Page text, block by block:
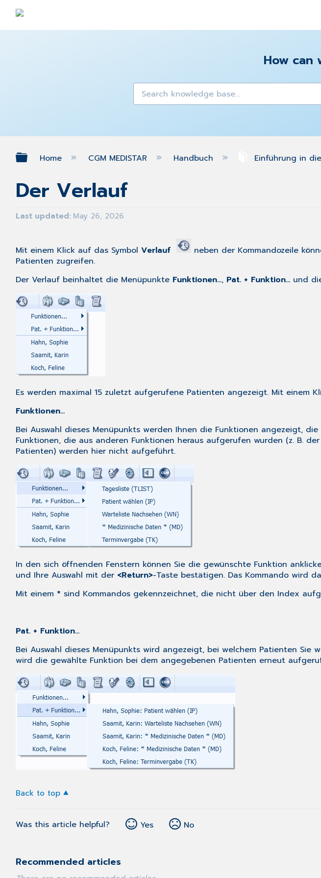
How can
Expand/collapse global hierarchy
Home CGM MEDISTAR Handbuch Einführung in
Der Verlauf
Last updated May 26, 2026
Mit einem Klick auf das Symbol Verlauf
neben der Kommandozeile
Patienten zugreifen.
Der Verlauf beinhaltet die Menüpunkte Funktionen..., Pat. + Funktion... und
Es werden maximal 15 zuletzt aufgerufene Patienten angezeigt. Mit einem
Funktionen...
Bei Auswahl dieses Menüpunkts werden Ihnen die Funktionen angezeigt,
Funktionen, die aus anderen Funktionen heraus aufgerufen wurden (z. B.
Patienten) werden hier nicht aufgeführt.
In den sich öffnenden Fenstern können Sie die gewünschte Funktion
und Ihre Auswahl mit der <Return>-Taste bestätigen. Das Kommando wird
Mit einem * sind Kommandos gekennzeichnet, die nicht über den Index
Pat. + Funktion...
Bei Auswahl dieses Menüpunkts wird angezeigt, bei welchem Patienten
wird die gewählte Funktion bei dem angegebenen Patienten erneut
Back to top
Was this article helpful? Yes No
Recommended articles